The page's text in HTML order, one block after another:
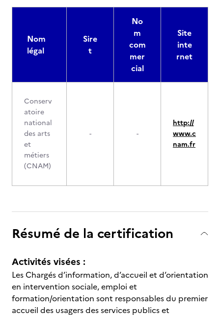
Nom
légal
Sire
t
No
m
com
mer
cial
Site
inte
rnet
Conserv
atoire
national
des arts
et
métiers
(CNAM)
- -
http://
www.c
nam.fr
Résumé de la certification
Activités visées :
Les Chargés d’information, d’accueil et d’orientation
en intervention sociale, emploi et
formation/orientation sont responsables du premier
accueil des usagers des services publics et